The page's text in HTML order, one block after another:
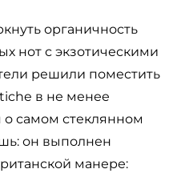
органичность
нот с экзотическими
решили поместить
в не менее
самом стеклянном
он выполнен
манере: